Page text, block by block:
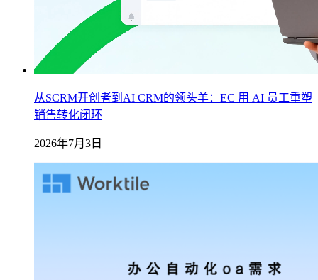
从SCRM开创者到AI CRM的领头羊：EC 用 AI 员工重塑
销售转化闭环
2026年7月3日